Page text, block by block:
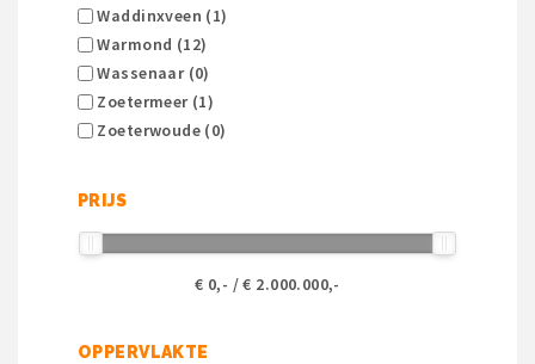
Waddinxveen (1)
Warmond (12)
Wassenaar (0)
Zoetermeer (1)
Zoeterwoude (0)
PRIJS
€ 0,- / € 2.000.000,-
OPPERVLAKTE